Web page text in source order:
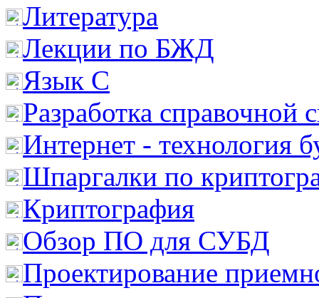
Литература
Лекции по БЖД
Язык С
Разработка справочной
Интернет - технология
Шпаргалки по
Криптография
Обзор ПО для СУБД
Проектирование